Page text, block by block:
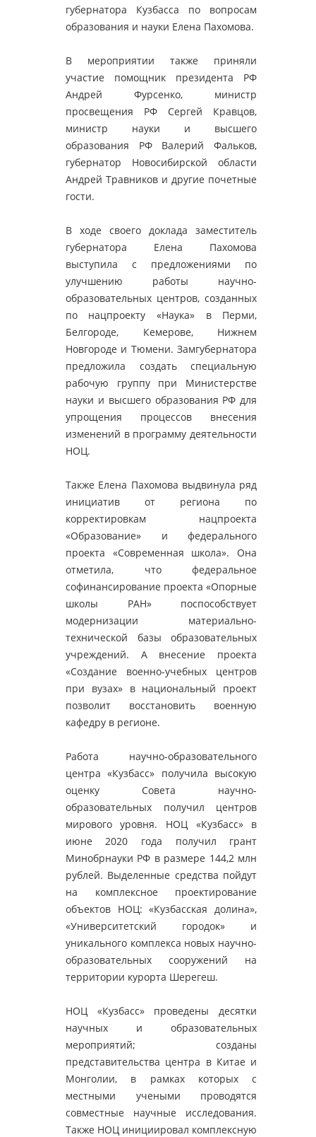
губернатора Кузбасса по вопросам
образования и науки Елена Пахомова.
В мероприятии также приняли
участие помощник президента РФ
Андрей Фурсенко, министр
просвещения РФ Сергей Кравцов,
министр науки и высшего
образования РФ Валерий Фальков,
губернатор Новосибирской области
Андрей Травников и другие почетные
гости.
В ходе своего доклада заместитель
губернатора Елена Пахомова
выступила с предложениями по
улучшению работы научно-
образовательных центров, созданных
по нацпроекту «Наука» в Перми,
Белгороде, Кемерове, Нижнем
Новгороде и Тюмени. Замгубернатора
предложила создать специальную
рабочую группу при Министерстве
науки и высшего образования РФ для
упрощения процессов внесения
изменений в программу деятельности
НОЦ.
Также Елена Пахомова выдвинула ряд
инициатив от региона по
корректировкам нацпроекта
«Образование» и федерального
проекта «Современная школа». Она
отметила, что федеральное
софинансирование проекта «Опорные
школы РАН» поспособствует
модернизации материально-
технической базы образовательных
учреждений. А внесение проекта
«Создание военно-учебных центров
при вузах» в национальный проект
позволит восстановить военную
кафедру в регионе.
Работа научно-образовательного
центра «Кузбасс» получила высокую
оценку Совета научно-
образовательных получил центров
мирового уровня. НОЦ «Кузбасс» в
июне 2020 года получил грант
Минобрнауки РФ в размере 144,2 млн
рублей. Выделенные средства пойдут
на комплексное проектирование
объектов НОЦ: «Кузбасская долина»,
«Университетский городок» и
уникального комплекса новых научно-
образовательных сооружений на
территории курорта Шерегеш.
НОЦ «Кузбасс» проведены десятки
научных и образовательных
мероприятий; созданы
представительства центра в Китае и
Монголии, в рамках которых с
местными учеными проводятся
совместные научные исследования.
Также НОЦ инициировал комплексную